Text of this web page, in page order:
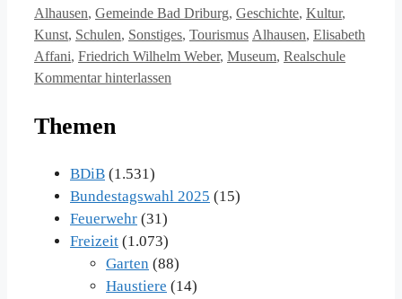
Kategorien
Alhausen, Gemeinde Bad Driburg, Geschichte, Kultur,
Kunst, Schulen, Sonstiges, Tourismus Schlagwörter
Alhausen, Elisabeth
Affani, Friedrich Wilhelm Weber, Museum, Realschule
Kommentar hinterlassen
Themen
BDiB (1.531)
Bundestagswahl 2025 (15)
Feuerwehr (31)
Freizeit (1.073)
Garten (88)
Haustiere (14)